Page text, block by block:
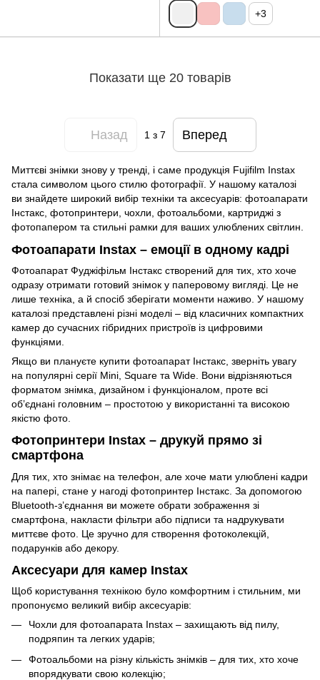
+3
Показати ще 20 товарів
Назад 1з 7 Вперед
Миттєві знімки знову у тренді, і саме продукція Fujifilm Instax
стала символом цього стилю фотографії. У нашому каталозі
ви знайдете широкий вибір техніки та аксесуарів: фотоапарати
Інстакс, фотопринтери, чохли, фотоальбоми, картриджі з
фотопапером та стильні рамки для ваших улюблених світлин.
Фотоапарати Instax – емоції в одному кадрі
Фотоапарат Фуджіфільм Інстакс створений для тих, хто хоче
одразу отримати готовий знімок у паперовому вигляді. Це не
лише техніка, а й спосіб зберігати моменти наживо. У нашому
каталозі представлені різні моделі – від класичних компактних
камер до сучасних гібридних пристроїв із цифровими
функціями.
Якщо ви плануєте купити фотоапарат Інстакс, зверніть увагу
на популярні серії Mini, Square та Wide. Вони відрізняються
форматом знімка, дизайном і функціоналом, проте всі
об’єднані головним – простотою у використанні та високою
якістю фото.
Фотопринтери Instax – друкуй прямо зі
смартфона
Для тих, хто знімає на телефон, але хоче мати улюблені кадри
на папері, стане у нагоді фотопринтер Інстакс. За допомогою
Bluetooth-з’єднання ви можете обрати зображення зі
смартфона, накласти фільтри або підписи та надрукувати
миттєве фото. Це зручно для створення фотоколекцій,
подарунків або декору.
Аксесуари для камер Instax
Щоб користування технікою було комфортним і стильним, ми
пропонуємо великий вибір аксесуарів:
Чохли для фотоапарата Instax – захищають від пилу,
подряпин та легких ударів;
Фотоальбоми на різну кількість знімків – для тих, хто хоче
впорядкувати свою колекцію;